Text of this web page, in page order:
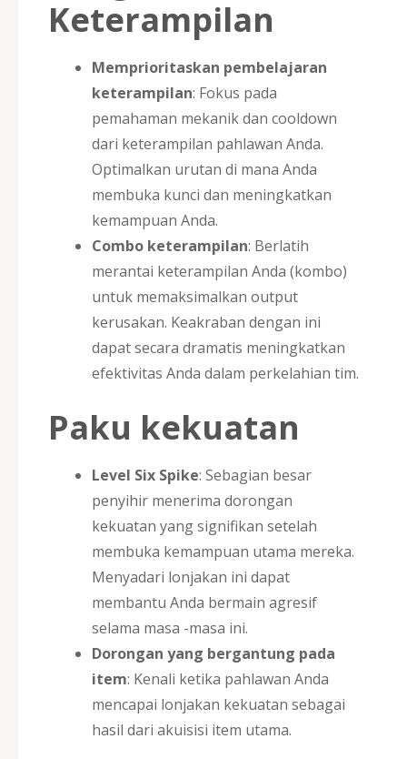
Keterampilan
Memprioritaskan pembelajaran
keterampilan: Fokus pada
pemahaman mekanik dan cooldown
dari keterampilan pahlawan Anda.
Optimalkan urutan di mana Anda
membuka kunci dan meningkatkan
kemampuan Anda.
Combo keterampilan: Berlatih
merantai keterampilan Anda (kombo)
untuk memaksimalkan output
kerusakan. Keakraban dengan ini
dapat secara dramatis meningkatkan
efektivitas Anda dalam perkelahian tim.
Paku kekuatan
Level Six Spike: Sebagian besar
penyihir menerima dorongan
kekuatan yang signifikan setelah
membuka kemampuan utama mereka.
Menyadari lonjakan ini dapat
membantu Anda bermain agresif
selama masa -masa ini.
Dorongan yang bergantung pada
item: Kenali ketika pahlawan Anda
mencapai lonjakan kekuatan sebagai
hasil dari akuisisi item utama.